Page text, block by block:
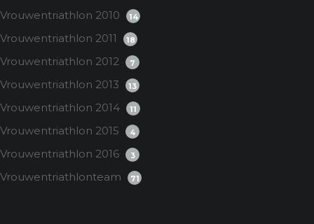
Vrouwentriathlon 2010 14
Vrouwentriathlon 2011 18
Vrouwentriathlon 2012 7
Vrouwentriathlon 2013 13
Vrouwentriathlon 2014 11
Vrouwentriathlon 2015 4
Vrouwentriathlon 2016 3
Vrouwentriathlonteam 71